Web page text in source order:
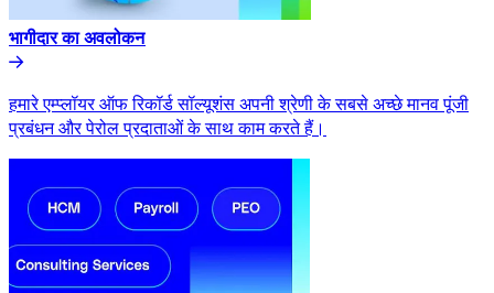
भागीदार का अवलोकन​​
हमारे एम्प्लॉयर ऑफ रिकॉर्ड सॉल्यूशंस अपनी श्रेणी के सबसे अच्छे मानव पूंजी
प्रबंधन और पेरोल प्रदाताओं के साथ काम करते हैं।​​